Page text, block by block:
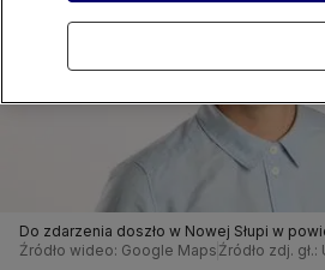
Do zdarzenia doszło w Nowej Słupi w
Źródło wideo: Google Maps Źródło zdj.